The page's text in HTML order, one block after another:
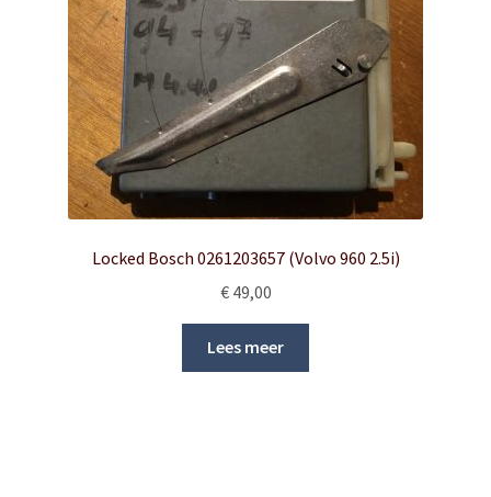
Locked Bosch 0261203657 (Volvo 960 2.5i)
€49,00
Lees meer